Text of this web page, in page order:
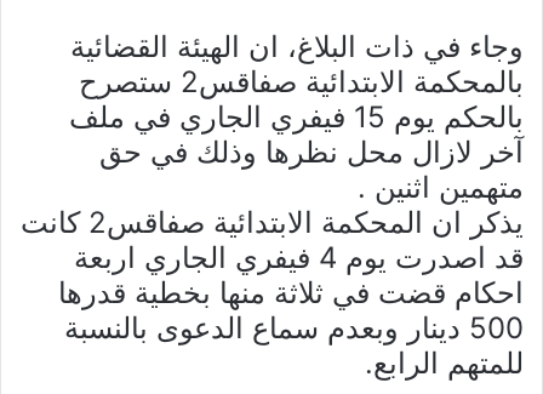
وجاء في ذات البلاغ، ان الهيئة القضائية
بالمحكمة الابتدائية صفاقس2 ستصرح
بالحكم يوم 15 فيفري الجاري في ملف
آخر لازال محل نظرها وذلك في حق
متهمين اثنين .
يذكر ان المحكمة الابتدائية صفاقس2 كانت
قد اصدرت يوم 4 فيفري الجاري اربعة
احكام قضت في ثلاثة منها بخطية قدرها
500 دينار وبعدم سماع الدعوى بالنسبة
للمتهم الرابع.